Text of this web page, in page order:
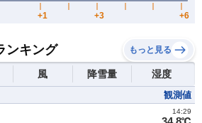
ンキング もっと見る
風 降雪量 湿度
観測値
14:29